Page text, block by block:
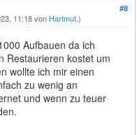
#8
11:18 von Hartmut.)
Aufbauen da ich
Restaurieren kostet um
wollte ich mir einen
zu wenig an
und wenn zu teuer